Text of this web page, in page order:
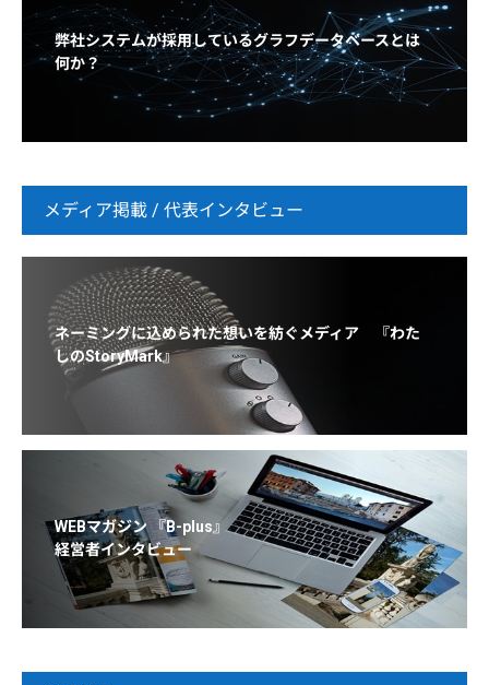
弊社システムが採用しているグラフデータベースとは
何か？
メディア掲載 / 代表インタビュー
ネーミングに込められた想いを紡ぐメディア 『わた
しのStoryMark』
WEBマガジン 『B-plus』
経営者インタビュー